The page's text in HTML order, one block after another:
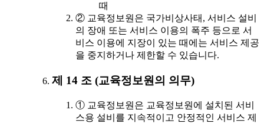
때
② 교육정보원은 국가비상사태, 서비스 설비
의 장애 또는 서비스 이용의 폭주 등으로 서
비스 이용에 지장이 있는 때에는 서비스 제공
을 중지하거나 제한할 수 있습니다.
제 14 조 (교육정보원의 의무)
① 교육정보원은 교육정보원에 설치된 서비
스용 설비를 지속적이고 안정적인 서비스 제